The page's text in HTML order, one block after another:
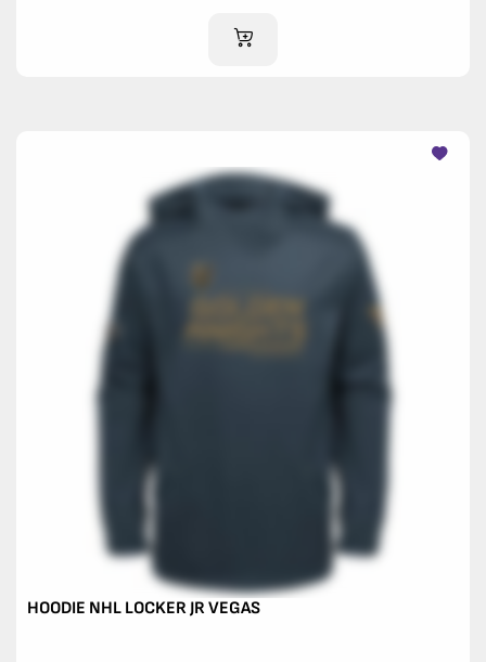
IM WARENKORB
HOODIE NHL LOCKER JR VEGAS